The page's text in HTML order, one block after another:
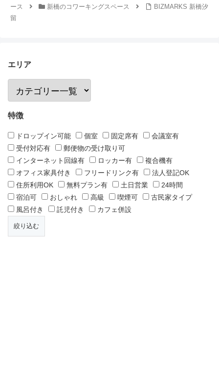
ース
新橋のコワーキングスペース
BIZMARKS 新橋汐
留
エリア
特徴
ドロップイン可能 個室 固定席有
会議室有
受付対応有
郵便物の受け取り可
インターネット回線有
ロッカー有
複合機有
オフィス家具付き
フリードリンク有
法人登記OK
住所利用OK
無料プラン有 土日営業
24時間
宿泊可
おしゃれ 高級 喫煙可
古民家タイプ
風呂付き
託児付き カフェ併設